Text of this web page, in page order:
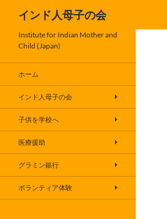
テ
へ
ッ
インド人母子の会
Institute for Indian Mother and
Child (Japan)
ホーム
インド人母子の会
子供を学校へ
医療援助
グラミン銀行
ボランティア体験